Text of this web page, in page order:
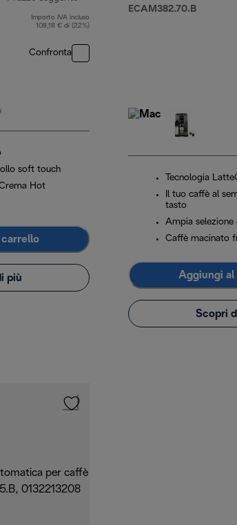
prezzo originale 674,99 €
Importo IVA incluso
108,18 € di (22%)
Confronta
soft touch
Hot
più
ECAM382.70.B
Tecnologia
Il tuo caffè al
tasto
Ampia selezione
Caffè macinato
Aggiungi al
Scopri